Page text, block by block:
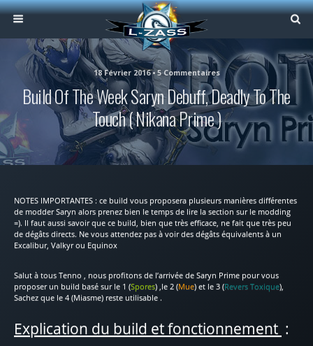
18 Février 2016 • 5 Commentaires
Build Of The Week Saryn Debuff, Deadly To The
Touch ( Nikana Prime )
NOTES IMPORTANTES : ce build vous proposera plusieurs manières différentes
de modder Saryn alors prenez bien le temps de lire la section sur le modding
=). Il faut aussi savoir que ce build, bien que très efficace, ne fait que très peu
de dégâts directs. Ne vous attendez pas à voir des dégâts équivalents à un
Excalibur, Valkyr ou Equinox
Salut à tous Tenno , nous profitons de l’arrivée de Saryn Prime pour vous
proposer un build basé sur le 1 (Spores) ,le 2 (Mue) et le 3 (Revers Toxique),
Sachez que le 4 (Miasme) reste utilisable .
Explication du build et fonctionnement :